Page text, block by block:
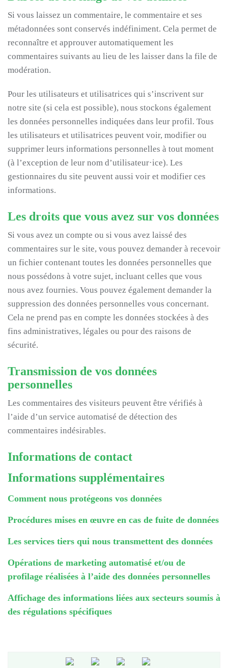
Si vous laissez un commentaire, le commentaire et ses
métadonnées sont conservés indéfiniment. Cela permet de
reconnaître et approuver automatiquement les
commentaires suivants au lieu de les laisser dans la file de
modération.
Pour les utilisateurs et utilisatrices qui s’inscrivent sur
notre site (si cela est possible), nous stockons également
les données personnelles indiquées dans leur profil. Tous
les utilisateurs et utilisatrices peuvent voir, modifier ou
supprimer leurs informations personnelles à tout moment
(à l’exception de leur nom d’utilisateur·ice). Les
gestionnaires du site peuvent aussi voir et modifier ces
informations.
Les droits que vous avez sur vos données
Si vous avez un compte ou si vous avez laissé des
commentaires sur le site, vous pouvez demander à recevoir
un fichier contenant toutes les données personnelles que
nous possédons à votre sujet, incluant celles que vous
nous avez fournies. Vous pouvez également demander la
suppression des données personnelles vous concernant.
Cela ne prend pas en compte les données stockées à des
fins administratives, légales ou pour des raisons de
sécurité.
Transmission de vos données
personnelles
Les commentaires des visiteurs peuvent être vérifiés à
l’aide d’un service automatisé de détection des
commentaires indésirables.
Informations de contact
Informations supplémentaires
Comment nous protégeons vos données
Procédures mises en œuvre en cas de fuite de données
Les services tiers qui nous transmettent des données
Opérations de marketing automatisé et/ou de
profilage réalisées à l’aide des données personnelles
Affichage des informations liées aux secteurs soumis à
des régulations spécifiques